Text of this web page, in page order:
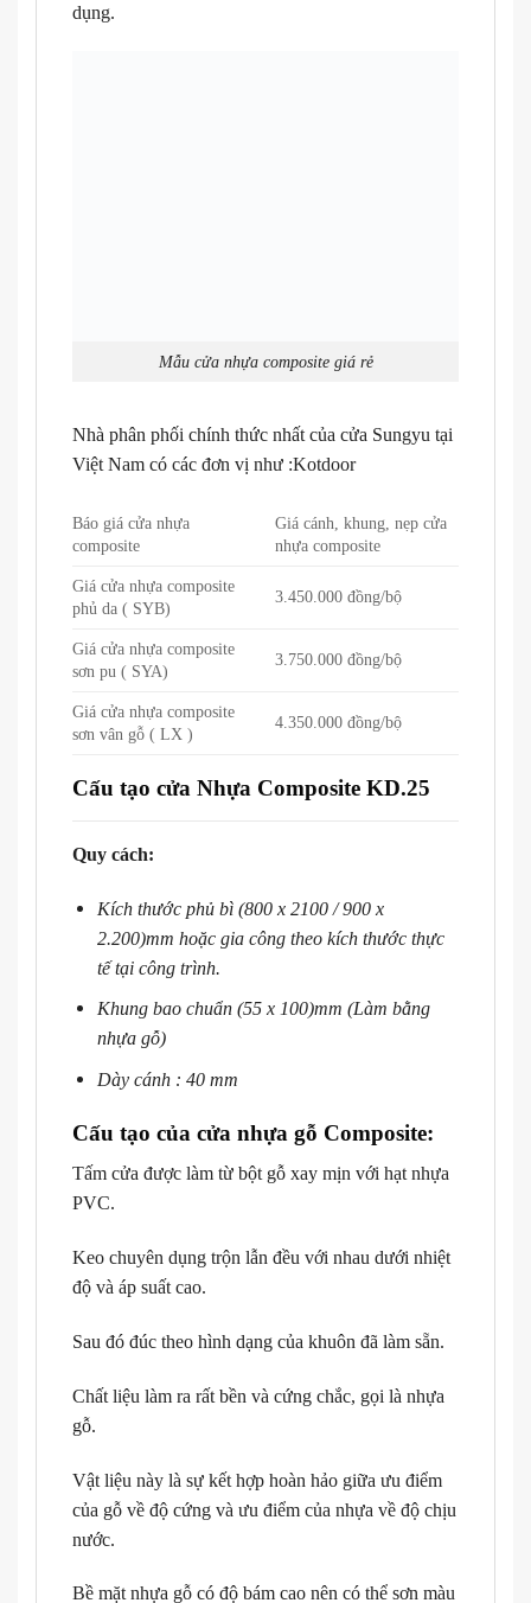
dụng.
Mẫu cửa nhựa composite giá rẻ
Nhà phân phối chính thức nhất của cửa Sungyu tại
Việt Nam có các đơn vị như :Kotdoor
Báo giá cửa nhựa
composite
Giá cánh, khung, nẹp cửa
nhựa composite
Giá cửa nhựa composite
phủ da ( SYB)
3.450.000 đồng/bộ
Giá cửa nhựa composite
sơn pu ( SYA)
3.750.000 đồng/bộ
Giá cửa nhựa composite
sơn vân gỗ ( LX )
4.350.000 đồng/bộ
Cấu tạo cửa Nhựa Composite KD.25
Quy cách:
Kích thước phủ bì (800 x 2100 / 900 x
2.200)mm hoặc gia công theo kích thước thực
tế tại công trình.
Khung bao chuẩn (55 x 100)mm (Làm bằng
nhựa gỗ)
Dày cánh : 40 mm
Cấu tạo của cửa nhựa gỗ Composite:
Tấm cửa được làm từ bột gỗ xay mịn với hạt nhựa
PVC.
Keo chuyên dụng trộn lẫn đều với nhau dưới nhiệt
độ và áp suất cao.
Sau đó đúc theo hình dạng của khuôn đã làm sẵn.
Chất liệu làm ra rất bền và cứng chắc, gọi là nhựa
gỗ.
Vật liệu này là sự kết hợp hoàn hảo giữa ưu điểm
của gỗ về độ cứng và ưu điểm của nhựa về độ chịu
nước.
Bề mặt nhựa gỗ có độ bám cao nên có thể sơn màu